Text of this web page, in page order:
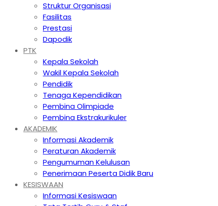
Struktur Organisasi
Fasilitas
Prestasi
Dapodik
PTK
Kepala Sekolah
Wakil Kepala Sekolah
Pendidik
Tenaga Kependidikan
Pembina Olimpiade
Pembina Ekstrakurikuler
AKADEMIK
Informasi Akademik
Peraturan Akademik
Pengumuman Kelulusan
Penerimaan Peserta Didik Baru
KESISWAAN
Informasi Kesiswaan